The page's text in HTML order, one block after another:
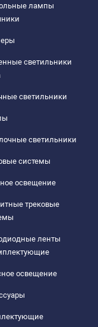
лампы
светильники
светильники
светильники
системы
освещение
трековые
ленты
освещение